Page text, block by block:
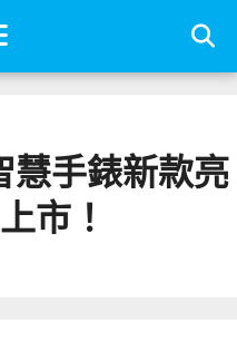
手錶新款亮
市！